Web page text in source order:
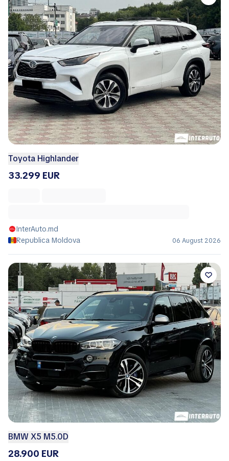
Toyota Highlander
33.299 EUR
InterAuto.md
Republica Moldova
06 August 2026
BMW X5 M5.0D
28.900 EUR